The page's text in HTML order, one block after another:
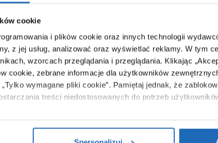
cookie
i plików cookie oraz innych technologii
z jej usług, analizować oraz wyświetlać reklamy. W tym
wzorcach przeglądania i przeglądania. Klikając
cookie, zebrane informacje dla użytkowników
wymagane pliki cookie”. Pamiętaj jednak, że
treści niedostosowanych do potrzeb
temat plików plików cookie, kliknij „Ustawienia plików
671